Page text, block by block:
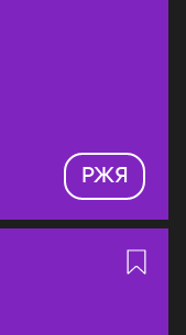
РЖЯ